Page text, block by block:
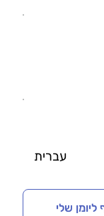
עברית
ליומן שלי